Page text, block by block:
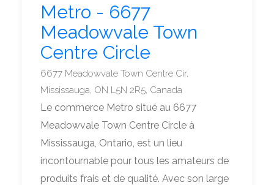
Metro - 6677
Meadowvale Town
Centre Circle
6677 Meadowvale Town Centre Cir,
Mississauga, ON L5N 2R5, Canada
Le commerce Metro situé au 6677
Meadowvale Town Centre Circle à
Mississauga, Ontario, est un lieu
incontournable pour tous les amateurs de
produits frais et de qualité. Avec son large